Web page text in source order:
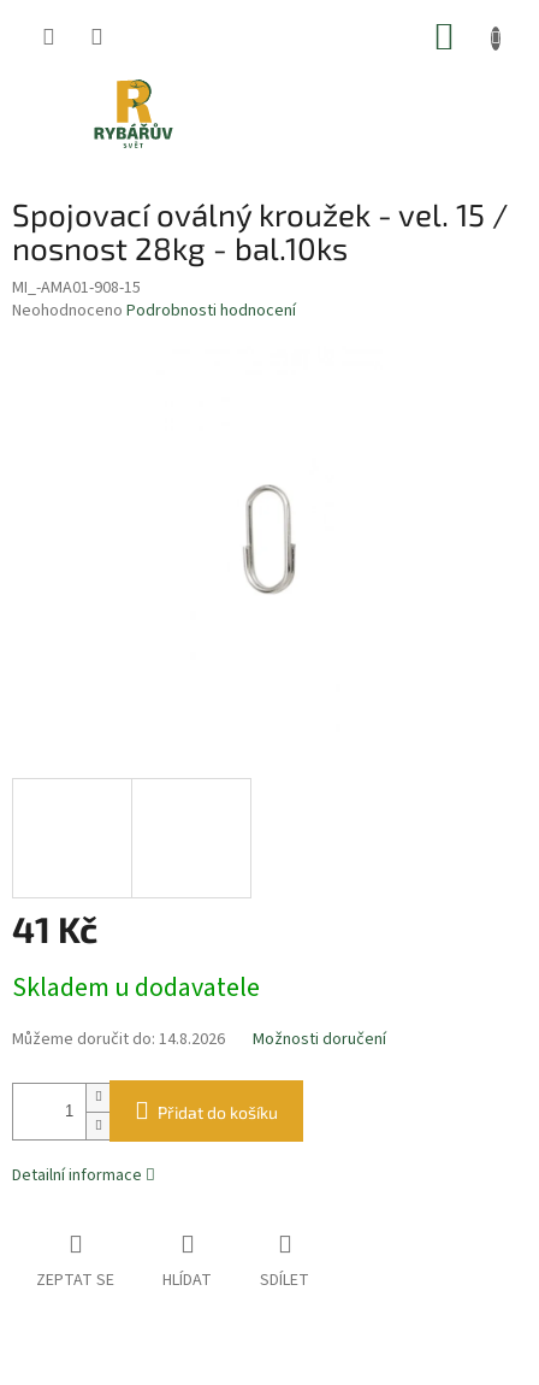
Spojovací oválný kroužek - vel. 15 /
nosnost 28kg - bal.10ks
MI_-AMA01-908-15
Průměrné
Neohodnoceno Podrobnosti hodnocení
41 Kč
cena:
Skladem u dodavatele
Můžeme doručit do: 14.8.2026 Možnosti doručení
Přidat do košíku
Detailní informace
ZEPTAT SE HLÍDAT SDÍLET